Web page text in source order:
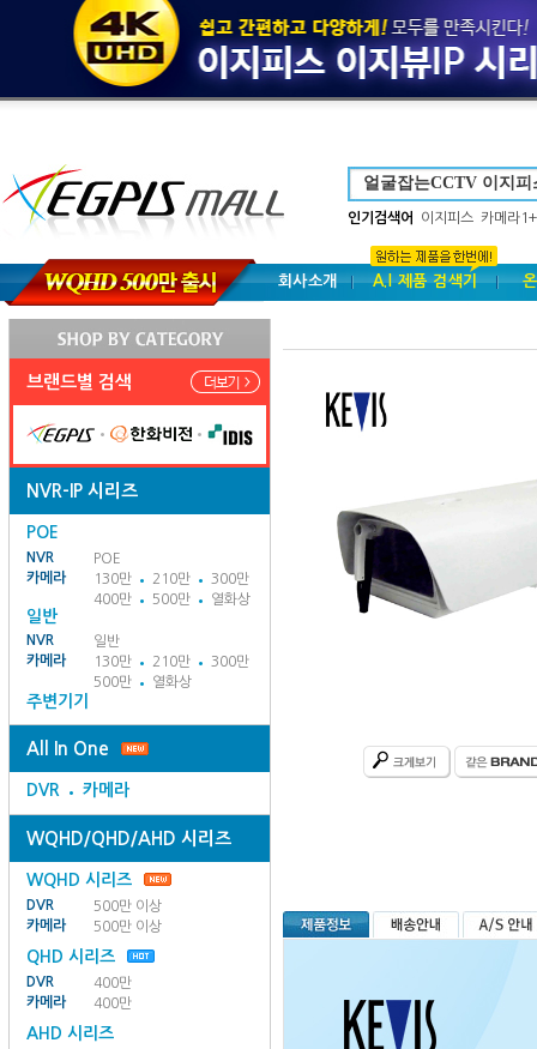
인기검색어 이지피스 카메라
회사소개 A.I 제품 검색기
브랜드별 검색
NVR-IP 시리즈
POE
NVR
POE
카메라
130만 210만
300만
400만
500만 열화상
일반
NVR
일반
카메라
130만 210만
300만
500만
열화상
주변기기
All In One
DVR 카메라
WQHD/QHD/AHD 시리즈
WQHD 시리즈
DVR
500만 이상
카메라
500만 이상
QHD 시리즈
DVR
400만
카메라
400만
AHD 시리즈